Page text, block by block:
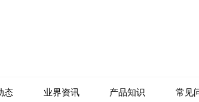
态 业界资讯 产品知识 常见